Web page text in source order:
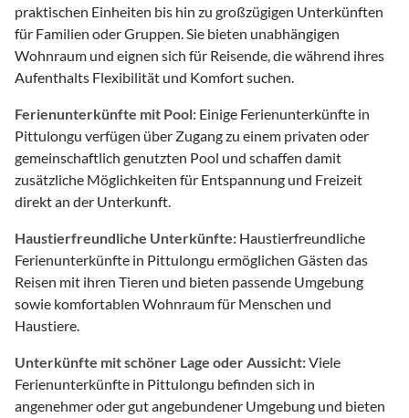
praktischen Einheiten bis hin zu großzügigen Unterkünften
für Familien oder Gruppen. Sie bieten unabhängigen
Wohnraum und eignen sich für Reisende, die während ihres
Aufenthalts Flexibilität und Komfort suchen.
Ferienunterkünfte mit Pool: Einige Ferienunterkünfte in
Pittulongu verfügen über Zugang zu einem privaten oder
gemeinschaftlich genutzten Pool und schaffen damit
zusätzliche Möglichkeiten für Entspannung und Freizeit
direkt an der Unterkunft.
Haustierfreundliche Unterkünfte: Haustierfreundliche
Ferienunterkünfte in Pittulongu ermöglichen Gästen das
Reisen mit ihren Tieren und bieten passende Umgebung
sowie komfortablen Wohnraum für Menschen und
Haustiere.
Unterkünfte mit schöner Lage oder Aussicht:Viele
Ferienunterkünfte in Pittulongu befinden sich in
angenehmer oder gut angebundener Umgebung und bieten